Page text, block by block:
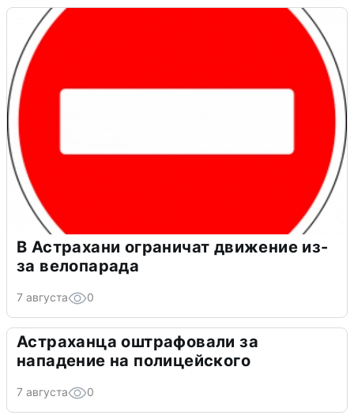
В Астрахани ограничат движение из-
за велопарада
7 августа 0
Астраханца оштрафовали за
нападение на полицейского
7 августа 0